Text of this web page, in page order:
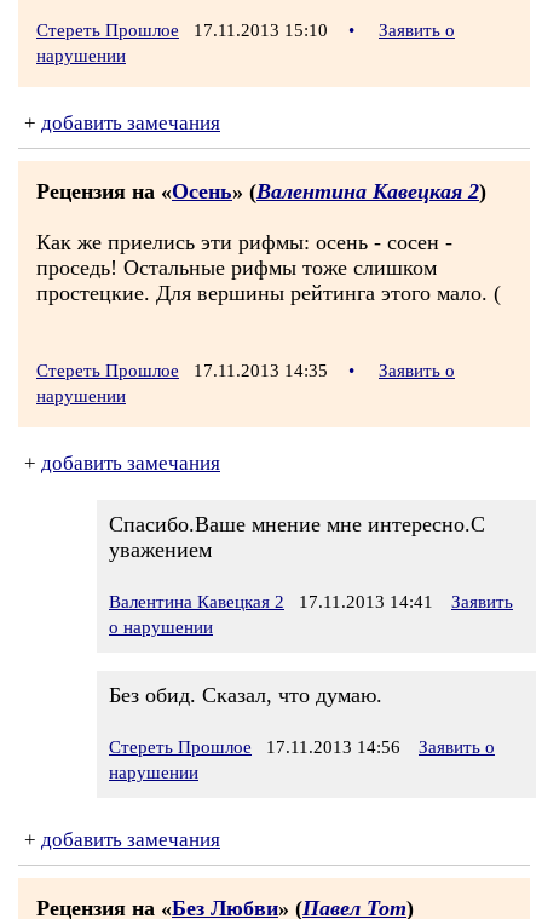
Стереть Прошлое 17.11.2013 15:10 •
Заявить о
нарушении
+ добавить замечания
Рецензия на «Осень» (Валентина Кавецкая 2)
Как же приелись эти рифмы: осень - сосен -
проседь! Остальные рифмы тоже слишком
простецкие. Для вершины рейтинга этого мало. (
Стереть Прошлое 17.11.2013 14:35 •
Заявить о
нарушении
+ добавить замечания
Спасибо.Ваше мнение мне интересно.С
уважением
Валентина Кавецкая 2 17.11.2013 14:41
Заявить
о нарушении
Без обид. Сказал, что думаю.
Стереть Прошлое 17.11.2013 14:56
Заявить о
нарушении
+ добавить замечания
Рецензия на «Без Любви» (Павел Тот)